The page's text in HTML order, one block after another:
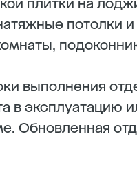
плитки на
потолки
выполнения
в эксплуатацию
Обновленная